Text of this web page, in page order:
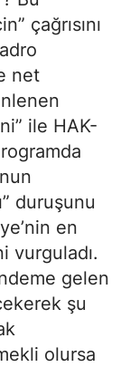
çağrısını
net
ile HAK-
duruşunu
en
vurguladı.
gelen
şu
olursa